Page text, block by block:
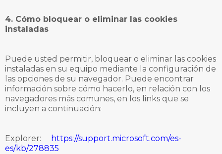
4. Cómo bloquear o eliminar las cookies
instaladas
Puede usted permitir, bloquear o eliminar las cookies
instaladas en su equipo mediante la configuración de
las opciones de su navegador. Puede encontrar
información sobre cómo hacerlo, en relación con los
navegadores más comunes, en los links que se
incluyen a continuación:
Explorer:
https://support.microsoft.com/es-
es/kb/278835